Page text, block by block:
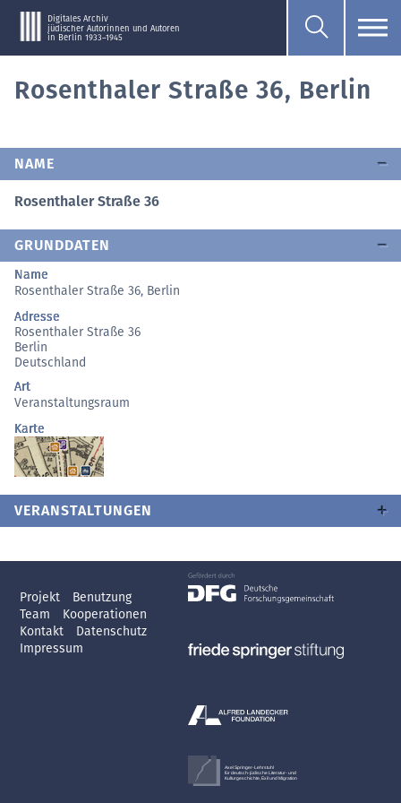
Digitales Archiv
jüdischer Autorinnen und Autoren
in Berlin 1933–1945
Rosenthaler Straße 36, Berlin
NAME
Rosenthaler Straße 36
GRUNDDATEN
Name
Rosenthaler Straße 36, Berlin
Adresse
Rosenthaler Straße 36
Berlin
Deutschland
Art
Veranstaltungsraum
Karte
VERANSTALTUNGEN
Projekt
Benutzung
Team
Kooperationen
Kontakt
Datenschutz
Impressum
Axel Springer-Lehrstuhl
für deutsch-jüdische Literatur- und
Kulturgeschichte, Exil und Migration